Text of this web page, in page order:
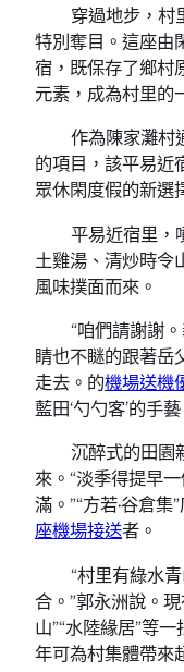
穿過地步，村
特別奪目。這座由
宿，既保存了鄉村
元素，成為村里的
作為陳家灘村
的項目，該平易近
眾休閑度假的新選
平易近宿里，
土雞湯、清炒時令
風味撲面而來。
“咱們請謝謝
睛也不瞇的跟著岳
走去。的機場送機
藍田‘勺勺客’的手
沉醉式的田園
來。“淡季得提早
滿。”“方若·谷倉集
座機場接送者。
“村里有綠水
合。”郭永洲說。
山”“水陸緣居”等
年可為村集體帶來